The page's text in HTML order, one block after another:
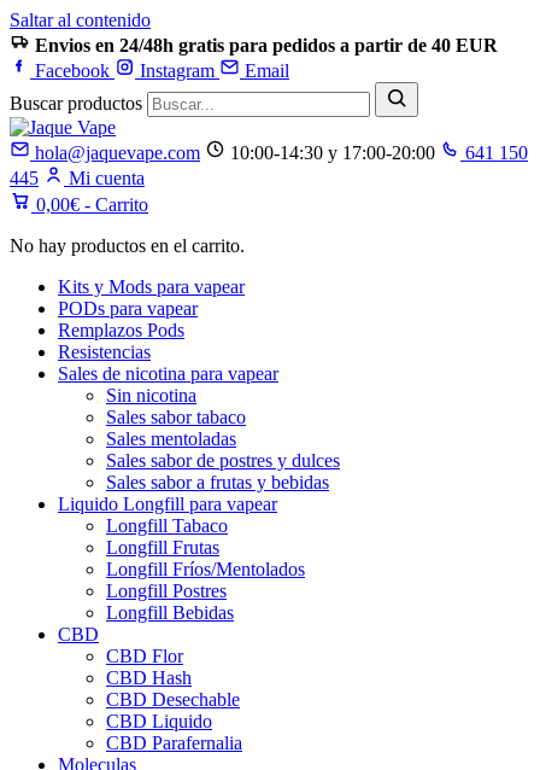
Saltar al contenido
Envios en 24/48h gratis para pedidos a partir de 40 EUR
Facebook
Instagram
Email
Buscar productos
hola@jaquevape.com 10:00-14:30 y 17:00-20:00
641 150
445
Mi cuenta
0,00€ - Carrito
No hay productos en el carrito.
Kits y Mods para vapear
PODs para vapear
Remplazos Pods
Resistencias
Sales de nicotina para vapear
Sin nicotina
Sales sabor tabaco
Sales mentoladas
Sales sabor de postres y dulces
Sales sabor a frutas y bebidas
Liquido Longfill para vapear
Longfill Tabaco
Longfill Frutas
Longfill Fríos/Mentolados
Longfill Postres
Longfill Bebidas
CBD
CBD Flor
CBD Hash
CBD Desechable
CBD Liquido
CBD Parafernalia
Moleculas